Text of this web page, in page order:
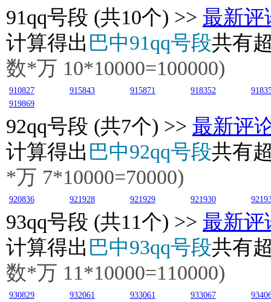
91qq号段 (共10个) >> 最新评
计算得出 巴中91qq号段共有
数*万 10*10000=100000)
910827 915843 915871 918352
919869
92qq号段 (共7个) >> 最新评
计算得出 巴中92qq号段共有
*万 7*10000=70000)
920836 921928 921929 921930
93qq号段 (共11个) >> 最新评
计算得出 巴中93qq号段共有
数*万 11*10000=110000)
930829 932061 933061 933067